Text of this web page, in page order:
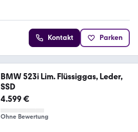
Kontakt Parken
BMW 523i Lim. Flüssiggas, Leder,
SSD
4.599 €
Ohne Bewertung